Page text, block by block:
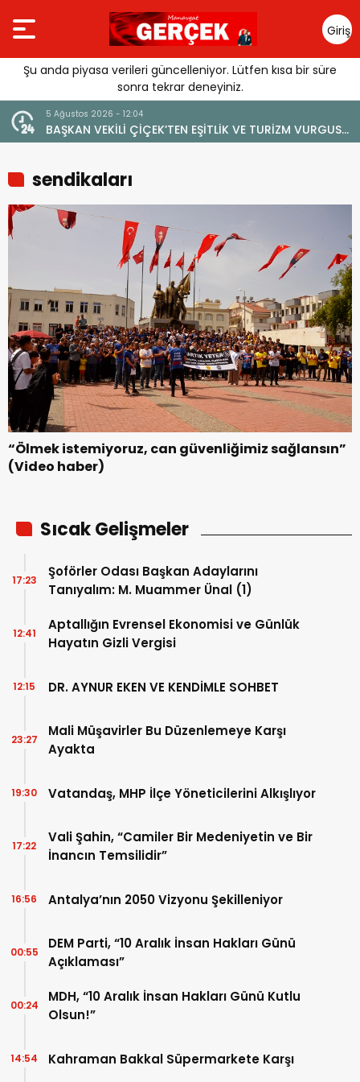
Giriş
Yap
Şu anda piyasa verileri güncelleniyor. Lütfen kısa bir süre
sonra tekrar deneyiniz.
5 Ağustos 2026 - 12:04
BAŞKAN VEKİLİ ÇİÇEK’TEN EŞİTLİK VE TURİZM VURGUSU:
“MANAVGAT’IN MARKA DEĞERİNE ZARAR VERİLMEMELİ”
sendikaları
“Ölmek istemiyoruz, can güvenliğimiz sağlansın”
(Video haber)
Sıcak Gelişmeler
Şoförler Odası Başkan Adaylarını
Tanıyalım: M. Muammer Ünal (1)
17:23
Aptallığın Evrensel Ekonomisi ve Günlük
Hayatın Gizli Vergisi
12:41
DR. AYNUR EKEN VE KENDİMLE SOHBET
12:15
Mali Müşavirler Bu Düzenlemeye Karşı
Ayakta
23:27
Vatandaş, MHP İlçe Yöneticilerini Alkışlıyor
19:30
Vali Şahin, “Camiler Bir Medeniyetin ve Bir
İnancın Temsilidir”
17:22
Antalya’nın 2050 Vizyonu Şekilleniyor
16:56
DEM Parti, “10 Aralık İnsan Hakları Günü
Açıklaması”
00:55
MDH, “10 Aralık İnsan Hakları Günü Kutlu
Olsun!”
00:24
Kahraman Bakkal Süpermarkete Karşı
14:54